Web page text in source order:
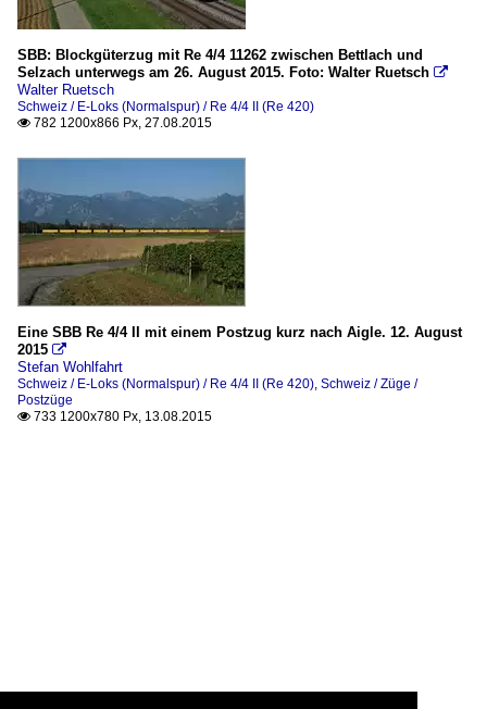
SBB: Blockgüterzug mit Re 4/4 11262 zwischen Bettlach und
Selzach unterwegs am 26. August 2015. Foto: Walter Ruetsch 
Walter Ruetsch
Schweiz / E-Loks (Normalspur) / Re 4/4 II (Re 420)
 782 1200x866 Px, 27.08.2015
Eine SBB Re 4/4 II mit einem Postzug kurz nach Aigle. 12. August
2015 
Stefan Wohlfahrt
Schweiz / E-Loks (Normalspur) / Re 4/4 II (Re 420), Schweiz / Züge /
Postzüge
 733 1200x780 Px, 13.08.2015